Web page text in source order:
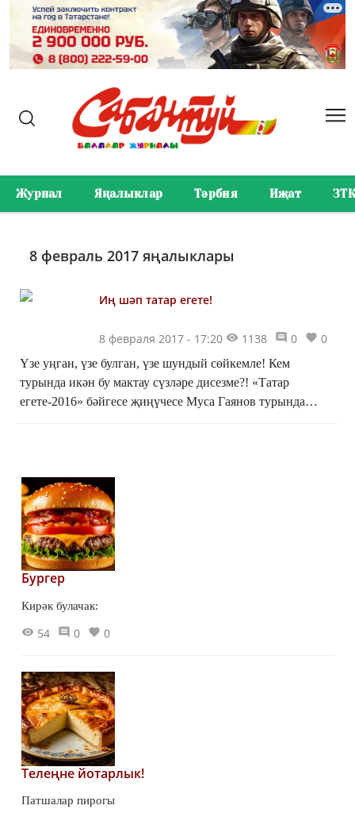
Журнал Яңалыклар Тәрбия Иҗат ЗТК
8 февраль 2017 яңалыклары
Иң шәп татар егете!
8 февраля 2017 - 17:20 1138 0 0
Үзе уңган, үзе булган, үзе шундый сөйкемле! Кем
турында икән бу мактау сүзләре дисезме?! «Татар
егете-2016» бәйгесе җиңүчесе Муса Гаянов турында
Бургер
Кирәк булачак:
54 0 0
Телеңне йотарлык!
Патшалар пирогы